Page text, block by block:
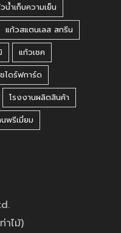
น้ำเก็บความเย็น
แก้วสแตนเลส สกรีน
แก้วเชค
ไดร์ฟการ์ด
โรงงานผลิตสินค้า
พรีเมี่ยม
าไม้)